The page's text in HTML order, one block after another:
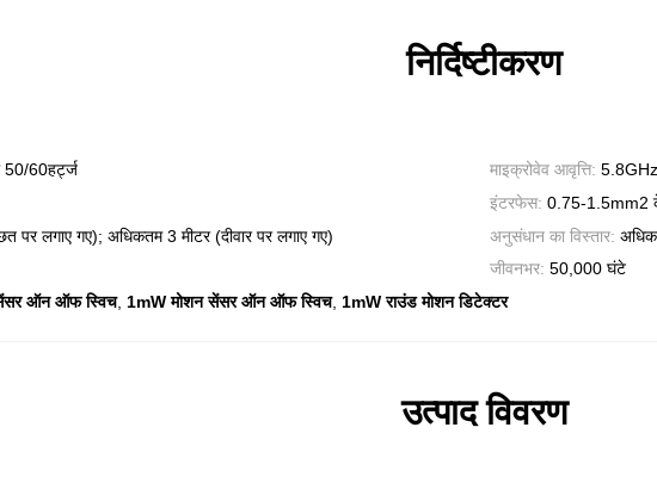
निर्दिष्टीकरण
50/60हर्ट्ज माइक्रोवेव आवृत्ति:
इंटरफेस: 0.75-1.5mm2
पर लगाए गए); अधिकतम 3 मीटर (दीवार पर लगाए गए) अनुसंधान का विस्तार:
जीवनभर: 50,000 घंटे
ऑन ऑफ स्विच, 1mW मोशन सेंसर ऑन ऑफ स्विच, 1mW राउंड मोशन डिटेक्टर
उत्पाद विवरण